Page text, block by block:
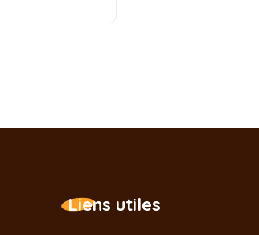
Liens utiles